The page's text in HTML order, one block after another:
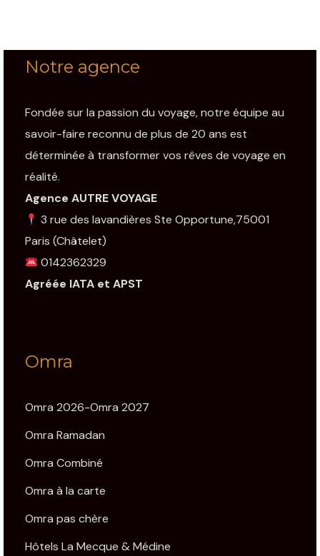
Notre agence
Fondée sur la passion du voyage, notre équipe au
savoir-faire reconnu de plus de 20 ans est
déterminée à transformer vos rêves de voyage en
réalité.
Agence AUTRE VOYAGE
3 rue des lavandières Ste Opportune,75001
Paris (Châtelet)
0142362329
Agréée IATA et APST
Omra
Omra 2026-Omra 2027
Omra Ramadan
Omra Combiné
Omra à la carte
Omra pas chère
Hôtels La Mecque & Médine